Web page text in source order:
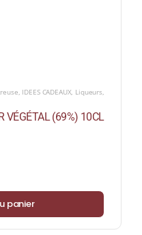
IDEES CADEAUX Liqueurs
VÉGÉTAL (69%) 10CL
panier